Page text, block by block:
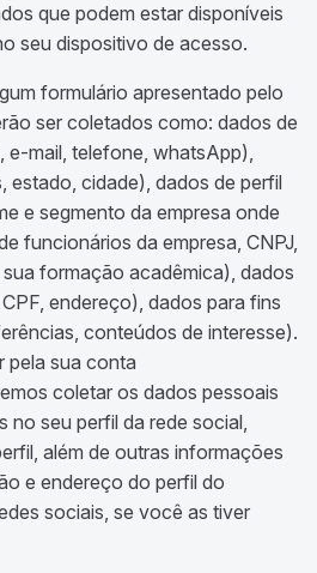
que podem estar disponíveis
seu dispositivo de acesso.
formulário apresentado pelo
ser coletados como: dados de
e-mail, telefone, whatsApp),
estado, cidade), dados de perfil
e segmento da empresa onde
funcionários da empresa, CNPJ,
formação acadêmica), dados
endereço), dados para fins
conteúdos de interesse).
pela sua conta
coletar os dados pessoais
no seu perfil da rede social,
além de outras informações
e endereço do perfil do
sociais, se você as tiver